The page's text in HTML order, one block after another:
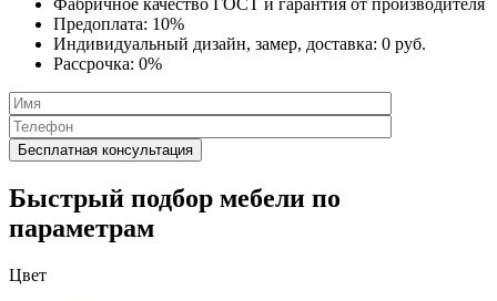
Предоплата: 10%
Индивидуальный дизайн, замер, доставка: 0 руб.
Рассрочка: 0%
Быстрый подбор мебели по
параметрам
Цвет